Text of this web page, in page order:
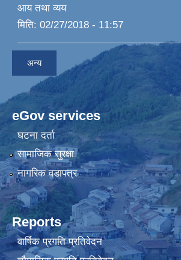
आय तथा व्यय
मिति: 02/27/2018 - 11:57
अन्य
eGov services
घटना दर्ता
सामाजिक सुरक्षा
नागरिक वडापत्र
Reports
वार्षिक प्रगति प्रतिवेदन